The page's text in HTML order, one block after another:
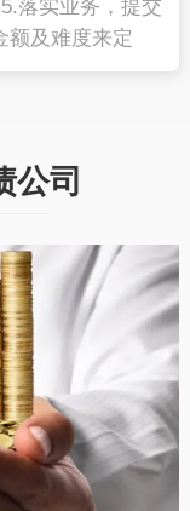
落实业务，提交
额及难度来定
公司